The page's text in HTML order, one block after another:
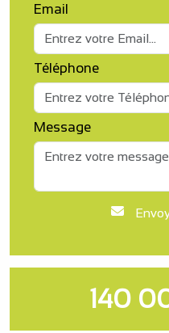
Email
Téléphone
Message
140